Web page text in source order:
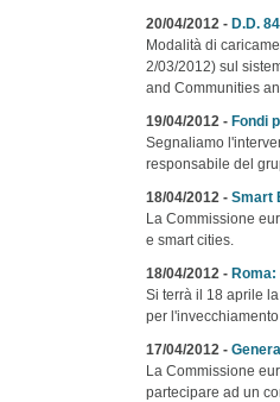
20/04/2012 - D.D.
Modalità di
2/03/2012) sul
and Communities
19/04/2012 - Fondi
Segnaliamo
responsabile del
18/04/2012 - Smart
La Commissione
e smart cities.
18/04/2012 - Roma:
Si terrà il 18 aprile
per l'invecchiamento
17/04/2012 -
La Commissione
partecipare ad un